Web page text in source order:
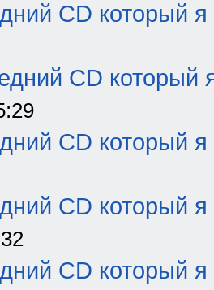
CD который я
CD который
CD который я
CD который я
CD который я